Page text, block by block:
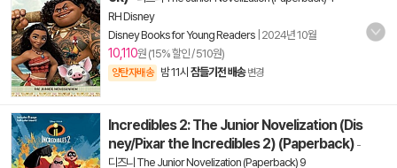
RH Disney
Disney Books for Young Readers 2024년 10월
10,110원 (15% 할인 / 510원)
양탄자배송 밤 11시 잠들기전 배송 변경
Incredibles 2: The Junior Novelization (Dis
ney/Pixar the Incredibles 2) (Paperback) -
디즈니 The Junior Novelization (Paperback) 9